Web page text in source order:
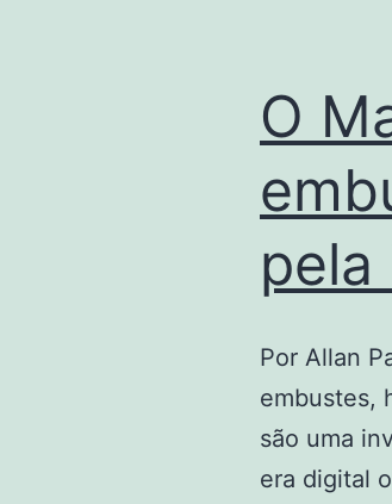
O
Por Allan
embustes,
são uma
era digital